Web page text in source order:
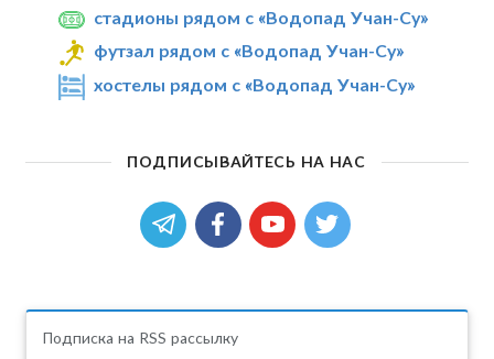
стадионы рядом с «Водопад Учан-Су»
футзал рядом с «Водопад Учан-Су»
хостелы рядом с «Водопад Учан-Су»
ПОДПИСЫВАЙТЕСЬ НА НАС
Подписка на RSS рассылку